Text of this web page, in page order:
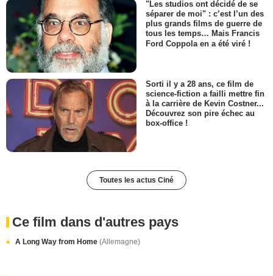
"Les studios ont décidé de se
séparer de moi" : c’est l’un des
plus grands films de guerre de
tous les temps… Mais Francis
Ford Coppola en a été viré !
Sorti il y a 28 ans, ce film de
science-fiction a failli mettre fin
à la carrière de Kevin Costner...
Découvrez son pire échec au
box-office !
Toutes les actus Ciné
Ce film dans d'autres pays
A Long Way from Home (Allemagne)